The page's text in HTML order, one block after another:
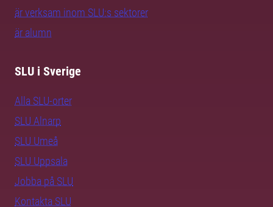
är verksam inom SLU:s sektorer
är alumn
SLU i Sverige
Alla SLU-orter
SLU Alnarp
SLU Umeå
SLU Uppsala
Jobba på SLU
Kontakta SLU